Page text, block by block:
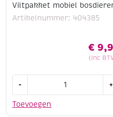
Viltpakket mobiel
Artikelnummer: 404385
€
(Inc
Toevoegen
-
bosdieren
+